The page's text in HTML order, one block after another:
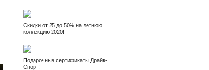
Скидки от 25 до 50% на летнюю
коллекцию 2020!
Подарочные сертификаты Драйв-
Спорт!